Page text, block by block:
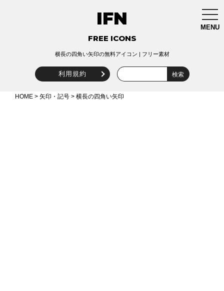
MENU
IFN
FREE ICONS
横長の四角い矢印の無料アイコン | フリー素材
利用規約
HOME > 矢印・記号 > 横長の四角い矢印